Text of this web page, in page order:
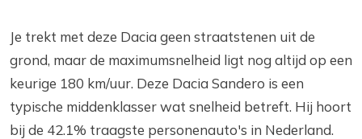
Je trekt met deze Dacia geen straatstenen uit de
grond, maar de maximumsnelheid ligt nog altijd op een
keurige 180 km/uur. Deze Dacia Sandero is een
typische middenklasser wat snelheid betreft. Hij hoort
bij de 42.1% traagste personenauto's in Nederland.